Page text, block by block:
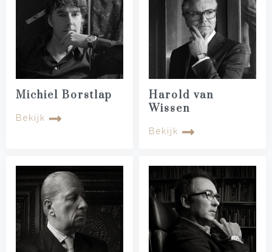
Michiel Borstlap
Bekijk
Harold van
Wissen
Bekijk